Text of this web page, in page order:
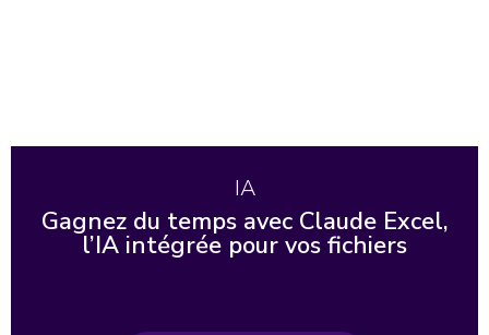
IA
Gagnez du temps avec Claude Excel,
l’IA intégrée pour vos fichiers